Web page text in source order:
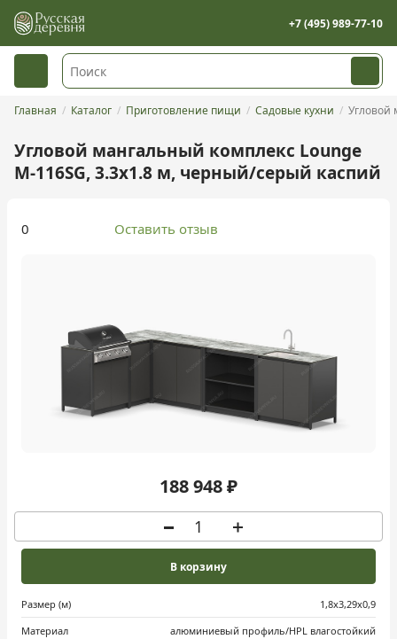
+7 (495) 989-77-10
Главная Каталог Приготовление пищи Садовые кухни Угловой
Угловой мангальный комплекс Lounge
M-116SG, 3.3x1.8 м, черный/серый каспий
0 Оставить отзыв
188 948 ₽
В корзину
Размер (м)
1,8х3,29х0,9
Материал
алюминиевый профиль/HPL влагостойкий